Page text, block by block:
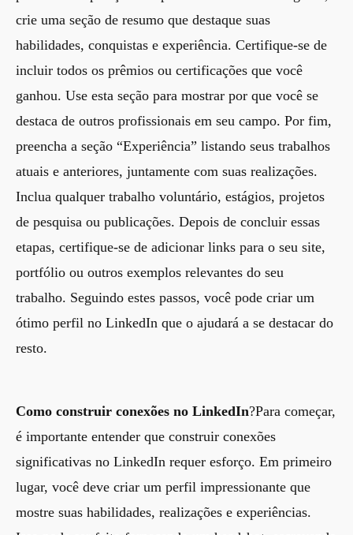
crie uma seção de resumo que destaque suas
habilidades, conquistas e experiência. Certifique-se de
incluir todos os prêmios ou certificações que você
ganhou. Use esta seção para mostrar por que você se
destaca de outros profissionais em seu campo. Por fim,
preencha a seção “Experiência” listando seus trabalhos
atuais e anteriores, juntamente com suas realizações.
Inclua qualquer trabalho voluntário, estágios, projetos
de pesquisa ou publicações. Depois de concluir essas
etapas, certifique-se de adicionar links para o seu site,
portfólio ou outros exemplos relevantes do seu
trabalho. Seguindo estes passos, você pode criar um
ótimo perfil no LinkedIn que o ajudará a se destacar do
resto.
Como construir conexões no LinkedIn?Para começar,
é importante entender que construir conexões
significativas no LinkedIn requer esforço. Em primeiro
lugar, você deve criar um perfil impressionante que
mostre suas habilidades, realizações e experiências.